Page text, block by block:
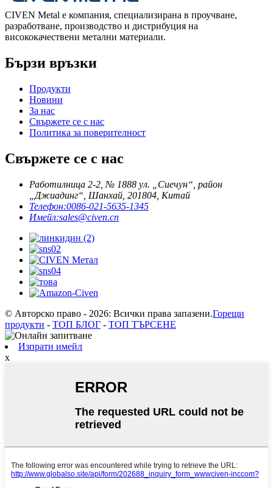
CIVEN Metal е компания, специализирана в проучване,
разработване, производство и дистрибуция на
висококачествени метални материали.
Бързи връзки
Продукти
Новини
За нас
Свържете се с нас
Политика за поверителност
Свържете се с нас
Работилница 2-2, № 1888 ул. „Сиечун“, район
„Джиадинг“, Шанхай, 201804, Китай
Телефон:0086-021-5635-1345
Имейл:sales@civen.cn
© Авторско право - 2026: Всички права запазени.Горещи
продукти - ТОП БЛОГ - ТОП ТЪРСЕНЕ
Изпрати имейл
x